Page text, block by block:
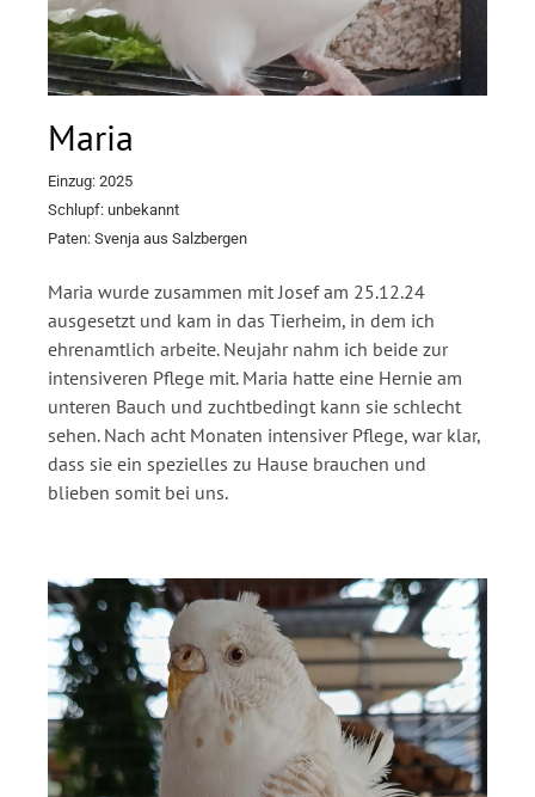
Maria
Einzug: 2025
Schlupf: unbekannt
Paten: Svenja aus Salzbergen
Maria wurde zusammen mit Josef am 25.12.24
ausgesetzt und kam in das Tierheim, in dem ich
ehrenamtlich arbeite. Neujahr nahm ich beide zur
intensiveren Pflege mit. Maria hatte eine Hernie am
unteren Bauch und zuchtbedingt kann sie schlecht
sehen. Nach acht Monaten intensiver Pflege, war klar,
dass sie ein spezielles zu Hause brauchen und
blieben somit bei uns.